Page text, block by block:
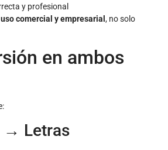
y profesional
uso comercial y empresarial , no solo
en ambos
→ Letras